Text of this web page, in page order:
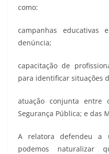
como:
campanhas educativas
denúncia;
capacitação de
para identificar situações
atuação conjunta entre
Segurança Pública; e das
A relatora defendeu a
podemos naturalizar